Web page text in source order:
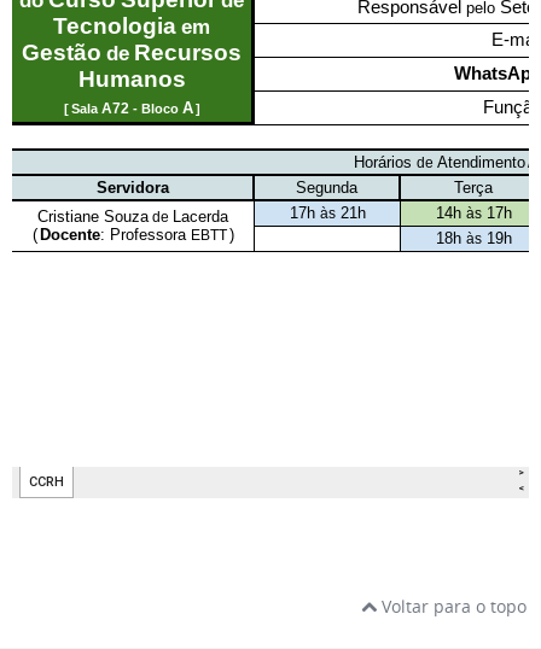
Voltar para o topo